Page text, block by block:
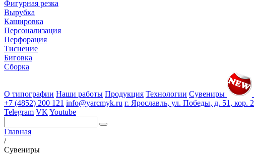
Фигурная резка
Вырубка
Кашировка
Персонализация
Перфорация
Тиснение
Биговка
Сборка
О типографии Наши работы Продукция Технологии Сувениры
+7 (4852) 200 121 info@yarcmyk.ru г. Ярославль, ул. Победы, д. 51, кор. 2
Telegram VK Youtube
Главная
/
Сувениры